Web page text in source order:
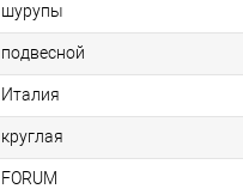
шурупы
подвесной
Италия
круглая
FORUM